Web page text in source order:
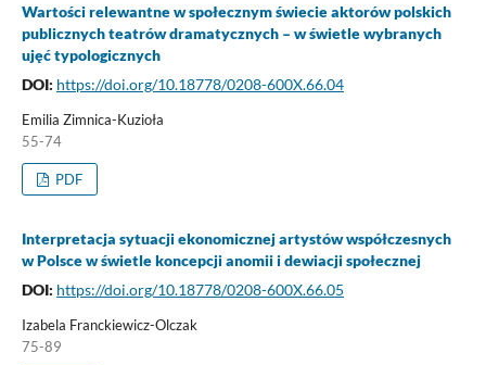
Wartości relewantne w społecznym świecie aktorów polskich
publicznych teatrów dramatycznych – w świetle wybranych
ujęć typologicznych
DOI: https://doi.org/10.18778/0208-600X.66.04
Emilia Zimnica-Kuzioła
55-74
PDF
Interpretacja sytuacji ekonomicznej artystów współczesnych
w Polsce w świetle koncepcji anomii i dewiacji społecznej
DOI: https://doi.org/10.18778/0208-600X.66.05
Izabela Franckiewicz-Olczak
75-89